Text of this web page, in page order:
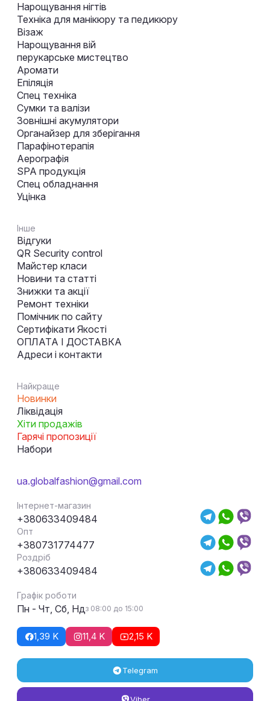
Нарощування нігтів
Техніка для манікюру та педикюру
Візаж
Нарощування вій
перукарське мистецтво
Аромати
Епіляція
Спец техніка
Сумки та валізи
Зовнішні акумулятори
Органайзер для зберігання
Парафінотерапія
Аерографія
SPA продукція
Спец обладнання
Уцінка
Інше
Відгуки
QR Security control
Майстер класи
Новини та статті
Знижки та акції
Ремонт техніки
Помічник по сайту
Сертифікати Якості
ОПЛАТА І ДОСТАВКА
Адреси і контакти
Найкраще
Новинки
Ліквідація
Хіти продажів
Гарячі пропозиції
Набори
ua.globalfashion@gmail.com
Інтернет-магазин
+380633409484
Опт
+380731774477
Роздріб
+380633409484
Графік роботи
Пн - Чт, Сб, Ндз 08:00 до 15:00
1,39 K 11,4 K 2,15 K
Telegram
Viber